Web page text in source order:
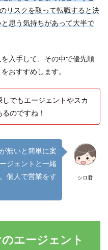
リスクを取って転職すると決
思う気持ちがあって大半で
入手して、その中で優先順
おすすめします。
でもエージェントやスカ
のですね！
シロ君
無いと簡単に案
ジェントと一緒
個人で営業をす
エージェント